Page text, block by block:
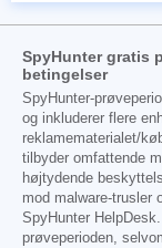
SpyHunter gratis
betingelser
SpyHunter-
og inkluderer flere
reklamematerialet/
tilbyder omfattende
højtydende
mod malware-trusler
SpyHunter
prøveperioden,